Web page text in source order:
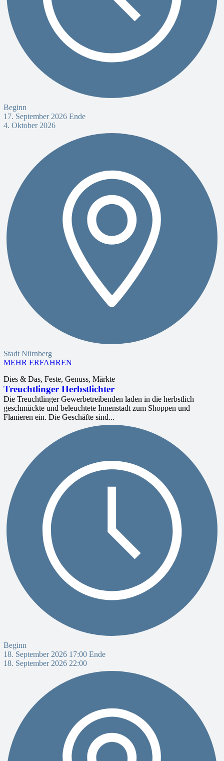
Beginn
17. September 2026 Ende
4. Oktober 2026
Stadt Nürnberg
MEHR ERFAHREN
Dies & Das, Feste, Genuss, Märkte
Treuchtlinger Herbstlichter
Die Treuchtlinger Gewerbetreibenden laden in die herbstlich
geschmückte und beleuchtete Innenstadt zum Shoppen und
Flanieren ein. Die Geschäfte sind...
Beginn
18. September 2026 17:00 Ende
18. September 2026 22:00